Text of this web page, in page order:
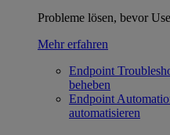
Probleme lösen, bevor
Mehr erfahren
Endpoint
beheben
Endpoint
automatisieren